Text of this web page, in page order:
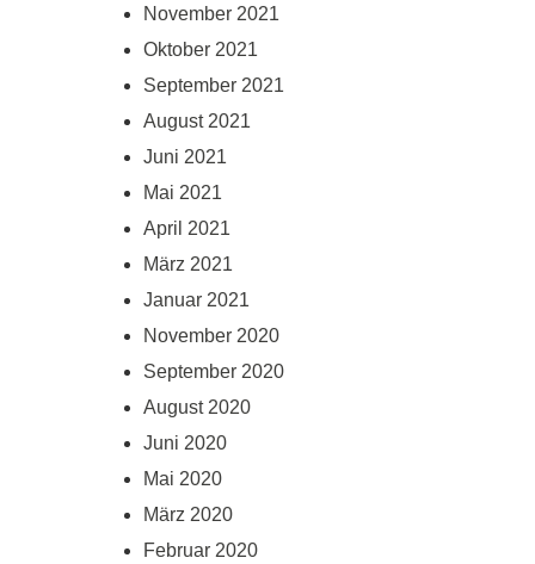
November 2021
Oktober 2021
September 2021
August 2021
Juni 2021
Mai 2021
April 2021
März 2021
Januar 2021
November 2020
September 2020
August 2020
Juni 2020
Mai 2020
März 2020
Februar 2020